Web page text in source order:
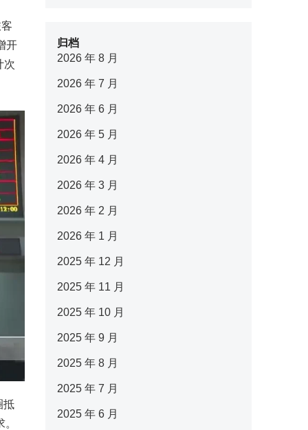
开
次
抵
归档
2026 年 8 月
2026 年 7 月
2026 年 6 月
2026 年 5 月
2026 年 4 月
2026 年 3 月
2026 年 2 月
2026 年 1 月
2025 年 12 月
2025 年 11 月
2025 年 10 月
2025 年 9 月
2025 年 8 月
2025 年 7 月
2025 年 6 月